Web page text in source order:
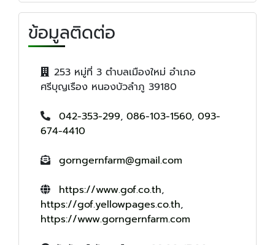
ข้อมูลติดต่อ
253 หมู่ที่ 3 ตำบลเมืองใหม่ อำเภอ
ศรีบุญเรือง หนองบัวลำภู 39180
042-353-299, 086-103-1560, 093-
674-4410
gorngernfarm@gmail.com
https://www.gof.co.th,
https://gof.yellowpages.co.th,
https://www.gorngernfarm.com